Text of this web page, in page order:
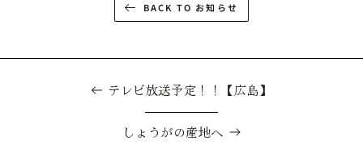
BACK TO お知らせ
テレビ放送予定！！【広島】
しょうがの産地へ